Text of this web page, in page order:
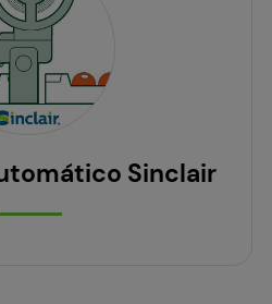
Sinclair